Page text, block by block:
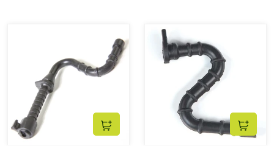
Ajouter au panier